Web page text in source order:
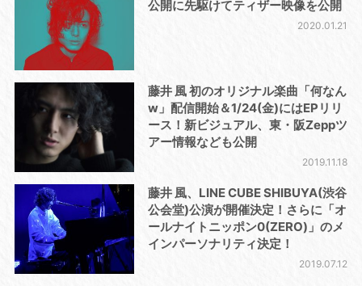
公開に先駆けてティザー映像を公開
2020.01.21
藤井 風 初のオリジナル楽曲「何なん
w」配信開始＆1/24(金)にはEPリリ
ース！新ビジュアル、東・阪Zeppツ
アー情報なども公開
2019.11.18
藤井 風、LINE CUBE SHIBUYA(渋谷
公会堂)公演が開催決定！さらに「オ
ールナイトニッポン0(ZERO)」のメ
インパーソナリティ決定！
2019.07.12